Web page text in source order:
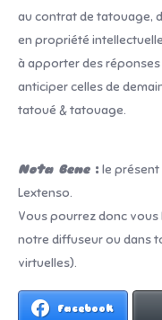
au contrat de tatouage,
en propriété
à apporter des
anticiper celles de
tatoué & tatouage.
Nota Bene: le
Lextenso.
Vous pourrez donc
notre diffuseur ou dans
virtuelles).
Facebook